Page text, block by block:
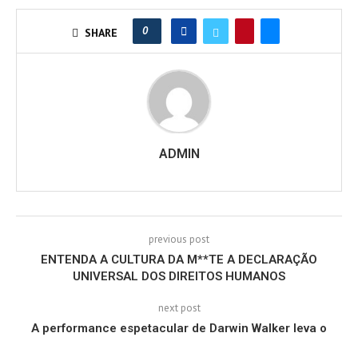
SHARE 0
ADMIN
previous post
ENTENDA A CULTURA DA M**TE A DECLARAÇÃO
UNIVERSAL DOS DIREITOS HUMANOS
next post
A performance espetacular de Darwin Walker leva o